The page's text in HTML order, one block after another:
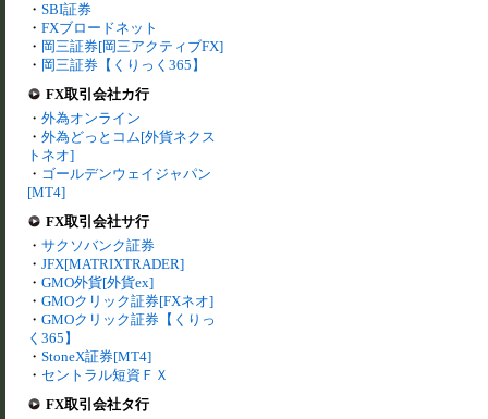
・ SBI証券
・ FXブロードネット
・ 岡三証券[岡三アクティブFX]
・ 岡三証券【くりっく365】
FX取引会社カ行
・ 外為オンライン
・ 外為どっとコム[外貨ネクス
トネオ]
・ ゴールデンウェイジャパン
[MT4]
FX取引会社サ行
・ サクソバンク証券
・ JFX[MATRIXTRADER]
・ GMO外貨[外貨ex]
・ GMOクリック証券[FXネオ]
・ GMOクリック証券【くりっ
く365】
・ StoneX証券[MT4]
・ セントラル短資ＦＸ
FX取引会社タ行